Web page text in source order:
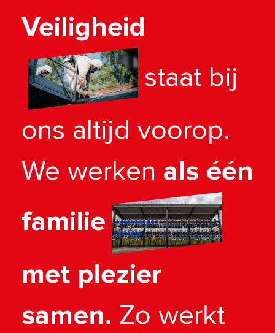
Veiligheid
staat bij
ons altijd voorop.
We werken als één
familie
met plezier
samen. Zo werkt